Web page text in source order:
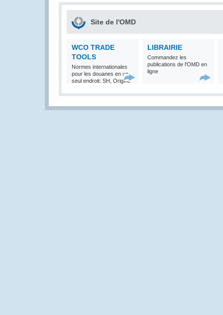
Site de l'OMD
WCO TRADE
TOOLS
Normes internationales
pour les douanes en un
seul endroit: SH, Origine
LIBRAIRIE
Commandez les
publications de l'OMD en
ligne